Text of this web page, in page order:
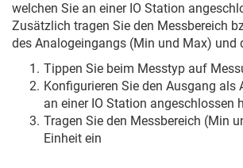
welchen Sie an einer IO Station
Zusätzlich tragen Sie den Messbereich
des Analogeingangs (Min und Max) und
Tippen Sie beim Messtyp auf
Konfigurieren Sie den Ausgang als
an einer IO Station angeschlossen
Tragen Sie den Messbereich (Min
Einheit ein